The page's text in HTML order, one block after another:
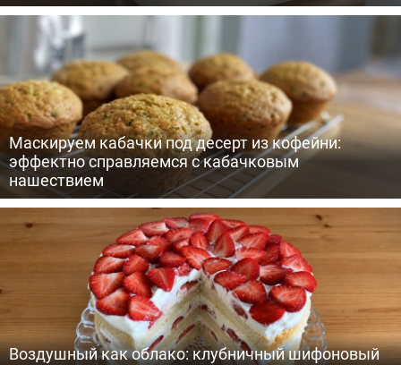
Маскируем кабачки под десерт из кофейни:
эффектно справляемся с кабачковым
нашествием
Воздушный как облако: клубничный шифоновый